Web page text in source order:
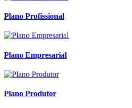
Plano Profissional
Plano Empresarial
Plano Produtor